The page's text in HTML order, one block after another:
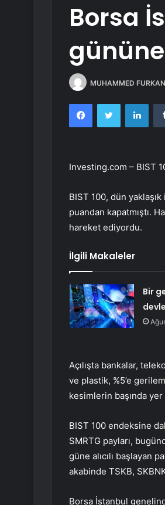
Borsa
MUHAMMED
FacebookTwitter
Investing.com – BIST
BIST 100, dün
puandan kapatmıştı.
hareket ediyordu.
İlgili Makaleler
Bir
Açılışta bankalar,
ve plastik, %5’e
kesimlerin başında yer
BIST 100 endeksine
SMRTG payları,
güne alıcılı başlayan
akabinde TSKB,
Borsa İstanbul